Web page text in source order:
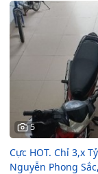
5
Cực HOT. Chỉ 3,x
Nguyễn Phong